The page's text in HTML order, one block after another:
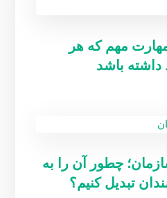
نگهبان؛ ۱۰ مهارت مهم که هر
داشته باشد
چطور آن را به
تبدیل کنیم؟